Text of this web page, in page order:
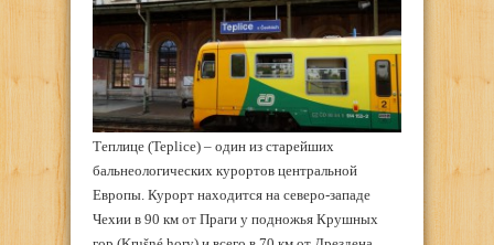
Теплице (Teplice) – один из старейших
бальнеологических курортов центральной
Европы. Курорт находится на северо-западе
Чехии в 90 км от Праги у подножья Крушных